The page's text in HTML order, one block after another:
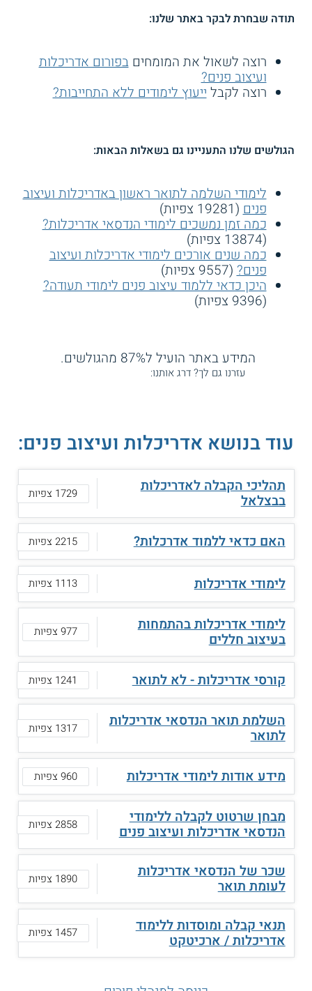
תודה שבחרת לבקר באתר שלנו:
רוצה לשאול את המומחיםבפורום אדריכלות
ועיצוב פנים?
רוצה לקבלייעוץ לימודים ללא התחייבות?
הגולשים שלנו התעניינו גם בשאלות הבאות:
לימודי השלמה לתואר ראשון באדריכלות ועיצוב
פנים(19281 צפיות)
כמה זמן נמשכים לימודי הנדסאי אדריכלות?
(13874 צפיות)
כמה שנים אורכים לימודי אדריכלות ועיצוב
פנים?(9557 צפיות)
היכן כדאי ללמוד עיצוב פנים לימודי תעודה?
(9396 צפיות)
המידע באתר הועיל ל87% מהגולשים.
עזרנו גם לך? דרג אותנו:
עוד בנושא אדריכלות ועיצוב פנים:
תהליכי הקבלה לאדריכלות
בבצלאל 1729 צפיות
האם כדאי ללמוד אדרכלות? 2215 צפיות
לימודי אדריכלות 1113 צפיות
לימודי אדריכלות בהתמחות
בעיצוב חללים 977 צפיות
קורסי אדריכלות - לא לתואר 1241 צפיות
השלמת תואר הנדסאי אדריכלות
לתואר 1317 צפיות
מידע אודות לימודי אדריכלות 960 צפיות
מבחן שרטוט לקבלה ללימודי
הנדסאי אדריכלות ועיצוב פנים 2858 צפיות
שכר של הנדסאי אדריכלות
לעומת תואר 1890 צפיות
תנאי קבלה ומוסדות ללימוד
אדריכלות / ארכיטקט 1457 צפיות